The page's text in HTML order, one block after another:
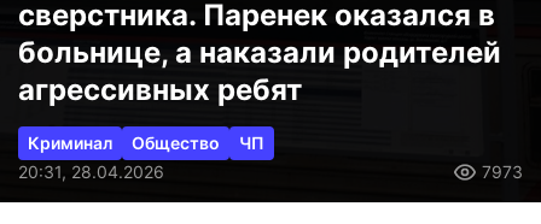
сверстника. Паренек оказался в
больнице, а наказали родителей
агрессивных ребят
Криминал Общество
ЧП
20:31, 28.04.2026
7973